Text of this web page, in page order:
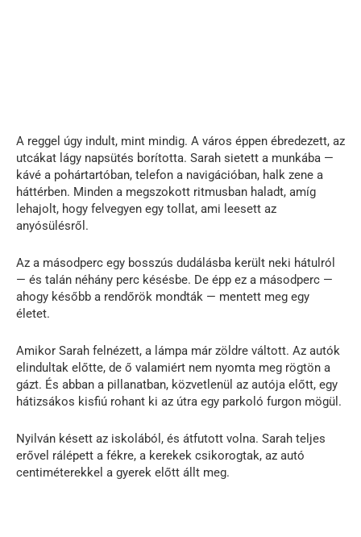
A reggel úgy indult, mint mindig. A város éppen ébredezett, az
utcákat lágy napsütés borította. Sarah sietett a munkába —
kávé a pohártartóban, telefon a navigációban, halk zene a
háttérben. Minden a megszokott ritmusban haladt, amíg
lehajolt, hogy felvegyen egy tollat, ami leesett az
anyósülésről.
Az a másodperc egy bosszús dudálásba került neki hátulról
— és talán néhány perc késésbe. De épp ez a másodperc —
ahogy később a rendőrök mondták — mentett meg egy
életet.
Amikor Sarah felnézett, a lámpa már zöldre váltott. Az autók
elindultak előtte, de ő valamiért nem nyomta meg rögtön a
gázt. És abban a pillanatban, közvetlenül az autója előtt, egy
hátizsákos kisfiú rohant ki az útra egy parkoló furgon mögül.
Nyilván késett az iskolából, és átfutott volna. Sarah teljes
erővel rálépett a fékre, a kerekek csikorogtak, az autó
centiméterekkel a gyerek előtt állt meg.